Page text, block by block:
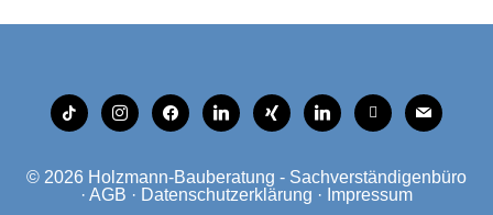
tiktok instagramfacebooklinkedinxing linkedinmobilemail
© 2026 Holzmann-Bauberatung - Sachverständigenbüro
· AGB · Datenschutzerklärung · Impressum